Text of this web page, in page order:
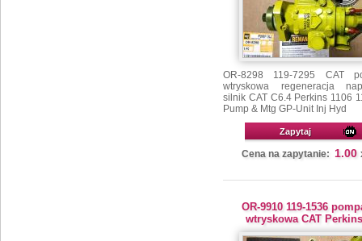
OR-8298 119-7295 CAT
wtryskowa regeneracja
silnik CAT C6.4 Perkins 1106
Pump & Mtg GP-Unit Inj Hyd
Zapytaj
Cena na zapytanie: 1.00
OR-9910 119-1536
wtryskowa CAT Perkins